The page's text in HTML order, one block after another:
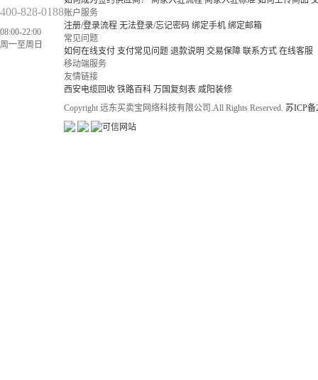
400-828-0188
08:00-22:00
周一至周日
账户服务
注册/登录流程 无法登录/忘记密码 绑定手机 绑定邮箱
常见问题
如何在线支付 支付常见问题 退款说明 交易保障 联系方式 在线客服
移动端服务
友情链接
西安电缆回收 铁路百科 万国复刻表 咸阳装修
Copyright 远东买卖宝网络科技有限公司.All Rights Reserved. 苏ICP备